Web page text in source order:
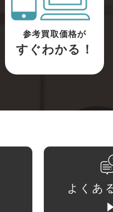
参考買取価格が
すぐわかる！
よくあ